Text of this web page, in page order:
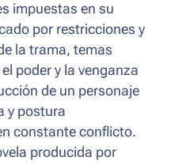
impuestas en su
por restricciones y
la trama, temas
poder y la venganza
de un personaje
y postura
constante conflicto.
producida por